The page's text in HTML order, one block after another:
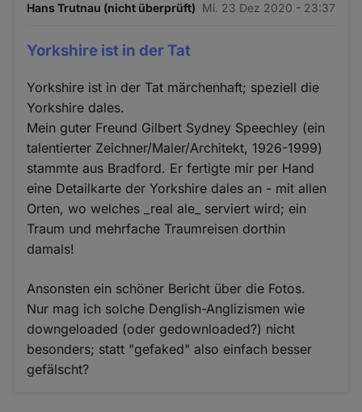
Hans Trutnau (nicht überprüft) Mi. 23 Dez 2020 - 23:37
Yorkshire ist in der Tat
Yorkshire ist in der Tat märchenhaft; speziell die
Yorkshire dales.
Mein guter Freund Gilbert Sydney Speechley (ein
talentierter Zeichner/Maler/Architekt, 1926-1999)
stammte aus Bradford. Er fertigte mir per Hand
eine Detailkarte der Yorkshire dales an - mit allen
Orten, wo welches _real ale_ serviert wird; ein
Traum und mehrfache Traumreisen dorthin
damals!
Ansonsten ein schöner Bericht über die Fotos.
Nur mag ich solche Denglish-Anglizismen wie
downgeloaded (oder gedownloaded?) nicht
besonders; statt "gefaked" also einfach besser
gefälscht?